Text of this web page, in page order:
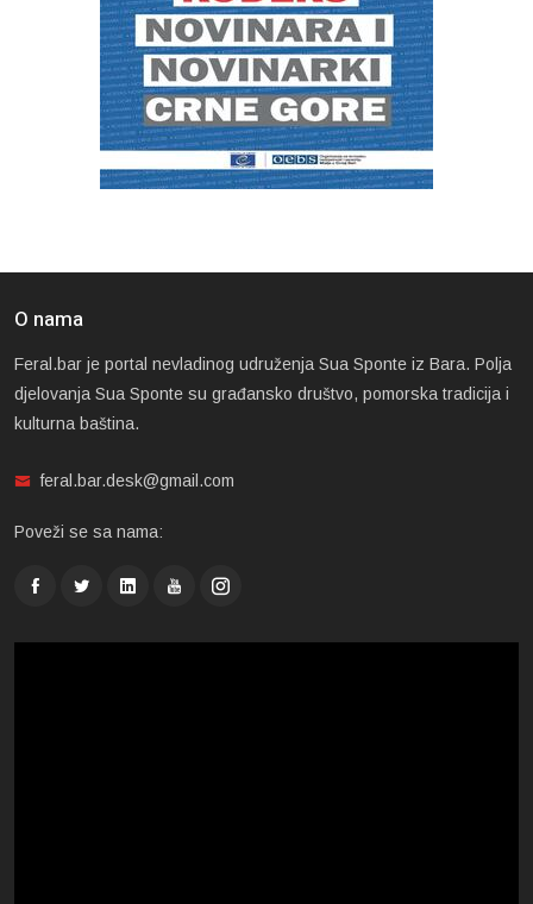
O nama
Feral.bar je portal nevladinog udruženja Sua Sponte iz Bara. Polja
djelovanja Sua Sponte su građansko društvo, pomorska tradicija i
kulturna baština.
feral.bar.desk@gmail.com
Poveži se sa nama: